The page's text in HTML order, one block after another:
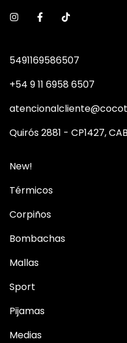
5491169586507
+54 9 11 6958 6507
Quirós 2881 - CP1427,
New!
Térmicos
Corpiños
Bombachas
Mallas
Sport
Pijamas
Medias